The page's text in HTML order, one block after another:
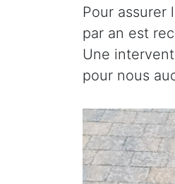
Pour assurer
par an est
Une
pour nous